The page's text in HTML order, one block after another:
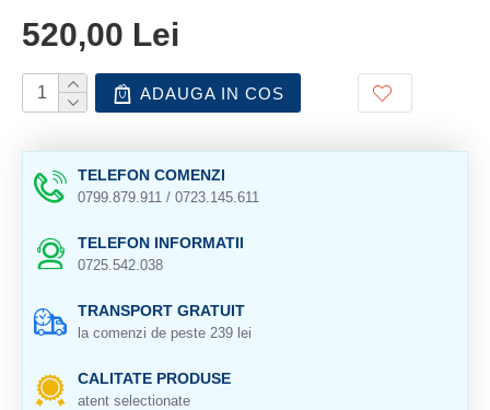
520,00 Lei
ADAUGA IN COS
TELEFON COMENZI
0799.879.911 / 0723.145.611
TELEFON INFORMATII
0725.542.038
TRANSPORT GRATUIT
la comenzi de peste 239 lei
CALITATE PRODUSE
atent selectionate